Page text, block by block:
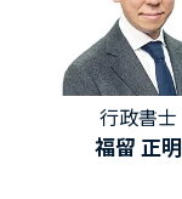
行政書士
福留 正明